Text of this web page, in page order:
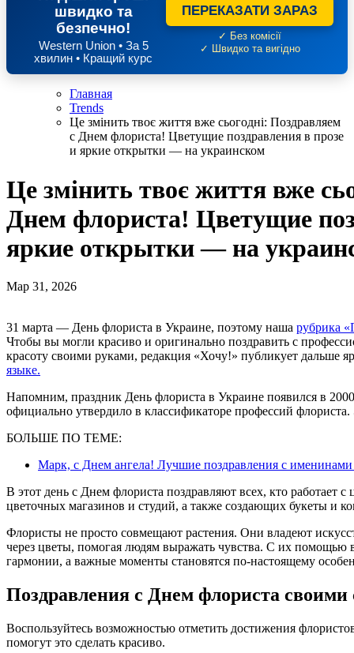
швидко та
безпечно!
Western Union • За 5
хвилин • Кращий курс
ПЕРЕКАЗАТИ ЗАРАЗ
✓ Без комісії
✓ Швидко та вигідно
Главная
Trends
Це змінить твоє життя вже сьогодні: Поздравляем
с Днем флориста! Цветущие поздравления в прозе
и яркие открытки — на украинском
Це змінить твоє життя вже
Днем флориста! Цветущие
яркие открытки — на
Мар 31, 2026
31 марта — День флориста в Украине, поэтому наша рубрика
Чтобы вы могли красиво и оригинально поздравить с
красоту своими руками, редакция «Хочу!» публикует дальше
языке.
Напомним, праздник День флориста в Украине появился в
официально утвердило в классификаторе профессий
БОЛЬШЕ ПО ТЕМЕ:
Марк, с Днем ангела! Лучшие поздравления с
В этот день с Днем флориста поздравляют всех, кто работает
цветочных магазинов и студий, а также создающих букеты и
Флористы не просто совмещают растения. Они владеют
через цветы, помогая людям выражать чувства. С их помощью
гармонии, а важные моменты становятся по-настоящему
Поздравления с Днем флориста своими
Воспользуйтесь возможностью отметить достижения
помогут это сделать красиво.